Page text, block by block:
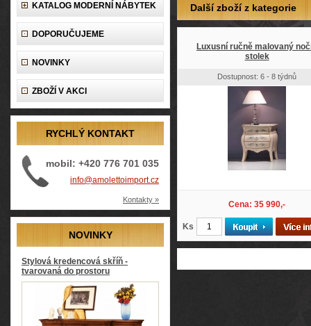
KATALOG MODERNÍ NÁBYTEK
DOPORUČUJEME
NOVINKY
ZBOŽÍ V AKCI
RYCHLÝ KONTAKT
mobil: +420 776 701 035
info@amolettoimport.cz
Kontakty »
NOVINKY
Stylová kredencová skříň -
tvarovaná do prostoru
Další zboží z kategorie
Luxusní ručně malovaný
stolek
Dostupnost: 6 - 8 týdnů
Cena: 35 990,-
Ks